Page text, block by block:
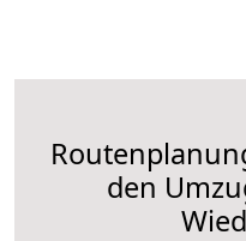
den